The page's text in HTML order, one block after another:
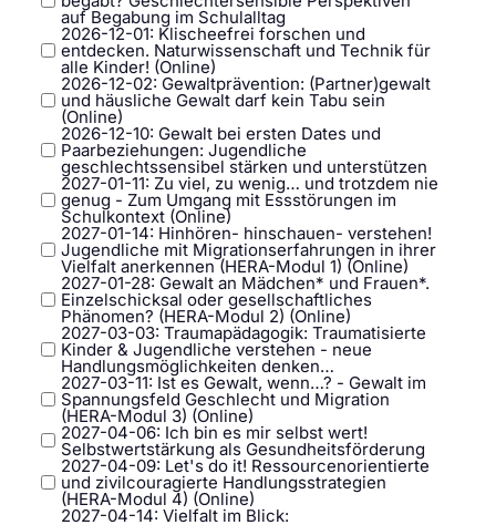
auf Begabung im Schulalltag
2026-12-01: Klischeefrei forschen und
entdecken. Naturwissenschaft und Technik für
alle Kinder! (Online)
2026-12-02: Gewaltprävention: (Partner)gewalt
und häusliche Gewalt darf kein Tabu sein
(Online)
2026-12-10: Gewalt bei ersten Dates und
Paarbeziehungen: Jugendliche
geschlechtssensibel stärken und unterstützen
2027-01-11: Zu viel, zu wenig… und trotzdem nie
genug - Zum Umgang mit Essstörungen im
Schulkontext (Online)
2027-01-14: Hinhören- hinschauen- verstehen!
Jugendliche mit Migrationserfahrungen in ihrer
Vielfalt anerkennen (HERA-Modul 1) (Online)
2027-01-28: Gewalt an Mädchen* und Frauen*.
Einzelschicksal oder gesellschaftliches
Phänomen? (HERA-Modul 2) (Online)
2027-03-03: Traumapädagogik: Traumatisierte
Kinder & Jugendliche verstehen - neue
Handlungsmöglichkeiten denken…
2027-03-11: Ist es Gewalt, wenn…? - Gewalt im
Spannungsfeld Geschlecht und Migration
(HERA-Modul 3) (Online)
2027-04-06: Ich bin es mir selbst wert!
Selbstwertstärkung als Gesundheitsförderung
2027-04-09: Let's do it! Ressourcenorientierte
und zivilcouragierte Handlungsstrategien
(HERA-Modul 4) (Online)
2027-04-14: Vielfalt im Blick: